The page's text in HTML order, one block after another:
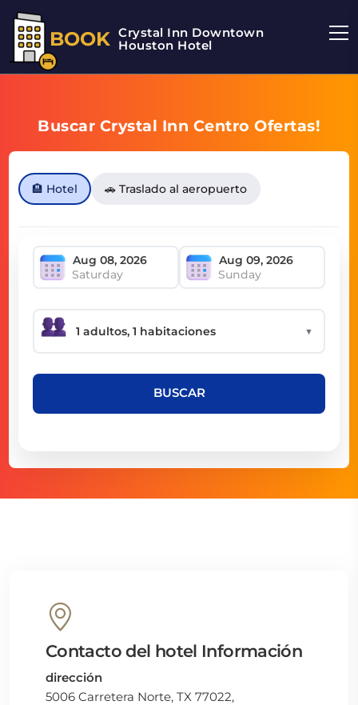
BOOK Crystal Inn Downtown
Houston Hotel
Buscar Crystal Inn Centro Ofertas!
🏨 Hotel 🚗 Traslado al aeropuerto
Saturday Sunday
▼
BUSCAR
Contacto del hotel Información
dirección
5006 Carretera Norte, TX 77022,